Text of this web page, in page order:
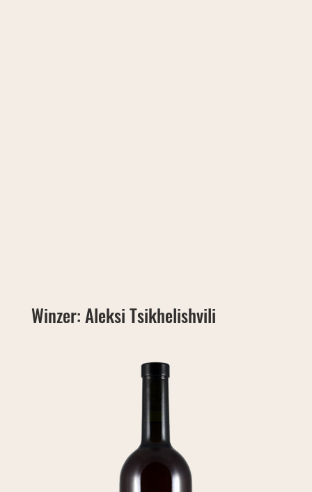
Winzer: Aleksi Tsikhelishvili